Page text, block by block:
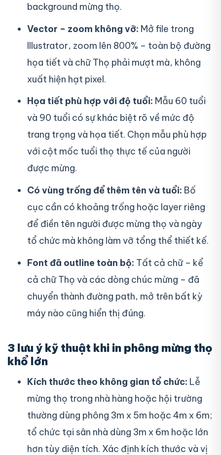
background mừng thọ.
Vector – zoom không vỡ: Mở file trong
Illustrator, zoom lên 800% – toàn bộ đường
họa tiết và chữ Thọ phải mượt mà, không
xuất hiện hạt pixel.
Họa tiết phù hợp với độ tuổi: Mẫu 60 tuổi
và 90 tuổi có sự khác biệt rõ về mức độ
trang trọng và họa tiết. Chọn mẫu phù hợp
với cột mốc tuổi thọ thực tế của người
được mừng.
Có vùng trống để thêm tên và tuổi: Bố
cục cần có khoảng trống hoặc layer riêng
để điền tên người được mừng thọ và ngày
tổ chức mà không làm vỡ tổng thể thiết kế.
Font đã outline toàn bộ: Tất cả chữ – kể
cả chữ Thọ và các dòng chúc mừng – đã
chuyển thành đường path, mở trên bất kỳ
máy nào cũng hiển thị đúng.
3 lưu ý kỹ thuật khi in phông mừng thọ
khổ lớn
Kích thước theo không gian tổ chức: Lễ
mừng thọ trong nhà hàng hoặc hội trường
thường dùng phông 3m x 5m hoặc 4m x 6m;
tổ chức tại sân nhà dùng 3m x 6m hoặc lớn
hơn tùy diện tích. Xác định kích thước và vị